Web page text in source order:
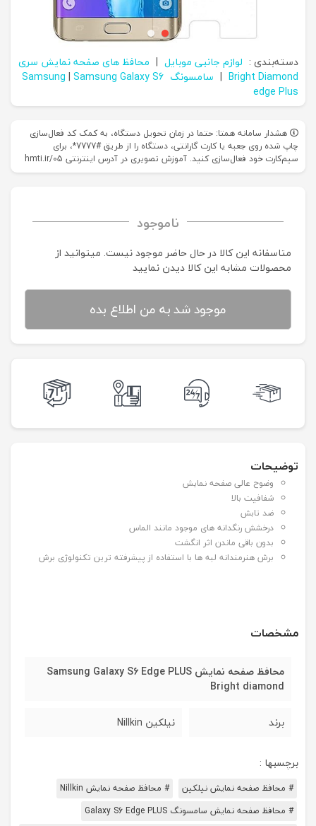
دسته‌بندی : لوازم جانبی موبایل | محافظ های صفحه نمایش سری
Bright Diamond
| سامسونگ Samsung | Samsung Galaxy S6
edge Plus
هشدار سامانه همتا: حتما در زمان تحویل دستگاه، به کمک کد فعال‌سازی
چاپ شده روی جعبه یا کارت گارانتی، دستگاه را از طریق #7777*، برای
سیم‌کارت خود فعال‌سازی کنید. آموزش تصویری در آدرس اینترنتی hmti.ir/05
ناموجود
متاسفانه این کالا در حال حاضر موجود نیست. می‍توانید از
محصولات مشابه این کالا دیدن نمایید
موجود شد به من اطلاع بده
توضیحات
وضوح عالی صفحه نمایش
شفافیت بالا
ضد تابش
درخشش رنگدانه های موجود مانند الماس
بدون باقی ماندن اثر انگشت
برش هنرمندانه لبه ها با استفاده از پیشرفته ترین تکنولوژی برش
مشخصات
محافظ صفحه نمایش Samsung Galaxy S6 Edge PLUS
Bright diamond
برند نیلکین Nillkin
برچسبها :
# محافظ صفحه نمایش نیلکین
# محافظ صفحه نمایش Nillkin
# محافظ صفحه نمایش سامسونگ Galaxy S6 Edge PLUS